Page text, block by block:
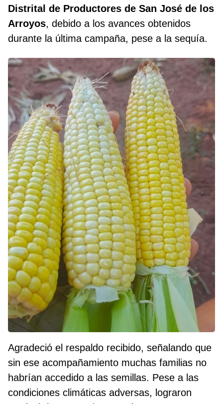
Distrital de Productores de San José de los
Arroyos, debido a los avances obtenidos
durante la última campaña, pese a la sequía.
Agradeció el respaldo recibido, señalando que
sin ese acompañamiento muchas familias no
habrían accedido a las semillas. Pese a las
condiciones climáticas adversas, lograron